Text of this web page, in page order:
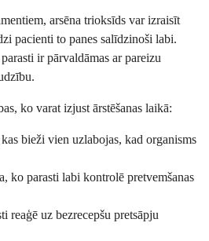
arsēna trioksīds var izraisīt
pacienti to panes salīdzinoši labi.
ir pārvaldāmas ar pareizu
ko varat izjust ārstēšanas laikā:
bieži vien uzlabojas, kad organisms
ko parasti labi kontrolē pretvemšanas
reaģē uz bezrecepšu pretsāpju